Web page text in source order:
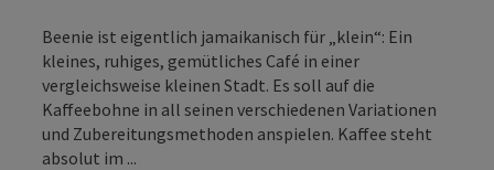
Beenie ist eigentlich jamaikanisch für „klein“: Ein
kleines, ruhiges, gemütliches Café in einer
vergleichsweise kleinen Stadt. Es soll auf die
Kaffeebohne in all seinen verschiedenen Variationen
und Zubereitungsmethoden anspielen. Kaffee steht
absolut im ...